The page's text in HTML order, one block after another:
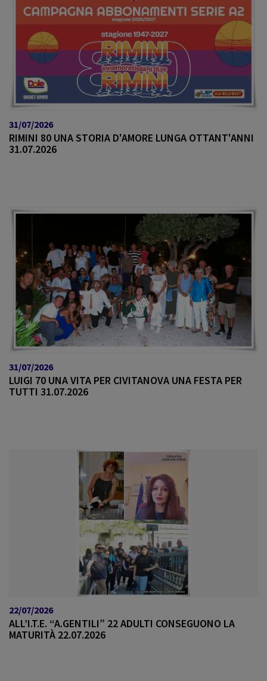
31/07/2026
RIMINI 80 UNA STORIA D'AMORE LUNGA OTTANT'ANNI
31.07.2026
31/07/2026
LUIGI 70 UNA VITA PER CIVITANOVA UNA FESTA PER
TUTTI 31.07.2026
22/07/2026
ALL’I.T.E. “A.GENTILI” 22 ADULTI CONSEGUONO LA
MATURITÀ 22.07.2026